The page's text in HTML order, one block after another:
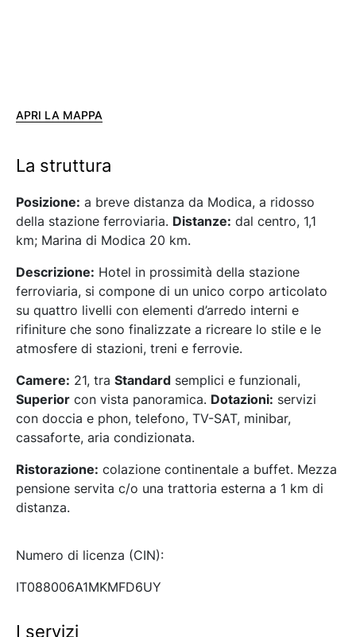
APRI LA MAPPA
La struttura
Posizione: a breve distanza da Modica, a ridosso
della stazione ferroviaria. Distanze: dal centro, 1,1
km; Marina di Modica 20 km.
Descrizione: Hotel in prossimità della stazione
ferroviaria, si compone di un unico corpo articolato
su quattro livelli con elementi d’arredo interni e
rifiniture che sono finalizzate a ricreare lo stile e le
atmosfere di stazioni, treni e ferrovie.
Camere: 21, tra Standard semplici e funzionali,
Superior con vista panoramica. Dotazioni: servizi
con doccia e phon, telefono, TV-SAT, minibar,
cassaforte, aria condizionata.
Ristorazione: colazione continentale a buffet. Mezza
pensione servita c/o una trattoria esterna a 1 km di
distanza.
Numero di licenza (CIN):
IT088006A1MKMFD6UY
I servizi